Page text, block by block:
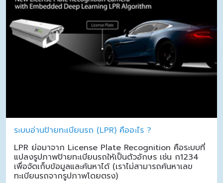
ระบบอ่านป้ายทะเบียนรถ (LPR) คืออะไร ?
LPR ย่อมาจาก License Plate Recognition คือระบบที่
แปลงรูปภาพป้ายทะเบียนรถให้เป็นตัวอักษร เช่น ก1234
เพื่อจัดเก็บข้อมูลและค้นหาได้ (เราไม่สามารถค้นหาเลข
ทะเบียนรถจากรูปภาพโดยตรง)